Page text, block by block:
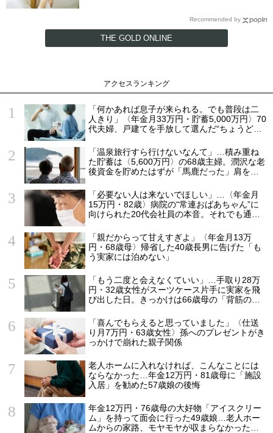
Recommended by
THE GOLD ONLINE
アクセスランキング
「何かあれば息子が来られる。でも普段は二
人きり」〈年金月33万円・貯蓄5,000万円〉70
代夫婦、戸建てを手放して選んだ“ちょうどい
「温泉旅行すら行けないなんて」…積み重ね
た貯蓄は〈5,600万円〉の68歳主婦。潤沢な老
後資金を貯めたはずが「馬鹿だった」肩を落
「必要ない人は来ないでほしい」…〈年金月
15万円・82歳〉病院の“常連おばあちゃん”に
向けられた20代会社員の本音。それでも通い
「親だからって甘えすぎよ」〈年金月13万
円・68歳母〉帰省した40歳長男に告げた「も
う実家には泊めない」
「もう二度と会えなくていい」…手取り28万
円・32歳女性がスーツケース片手に実家を飛
び出した日。きっかけは66歳母の「背筋の凍
「喜んでもらえると思っていました」〈仕送
り月7万円・63歳女性〉孫へのプレゼントがき
っかけで崩れた親子関係
老人ホームに入れなければ、こんなことには
ならなかった…年金12万円・81歳母に「施設
入居」を勧めた57歳娘の後悔
年金12万円・76歳母の大好物「アイスクリー
ム」を持って面会に行った49歳娘…老人ホー
ムからの家路、モヤモヤが収まらなかったワ